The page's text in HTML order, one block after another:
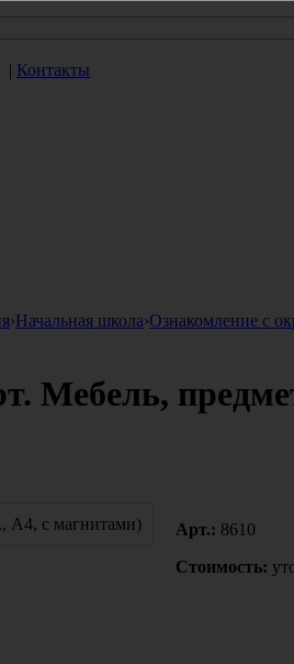
| Контакты
›Начальная школа›Ознакомление с
Мебель,
Арт.: 8610
Стоимость: